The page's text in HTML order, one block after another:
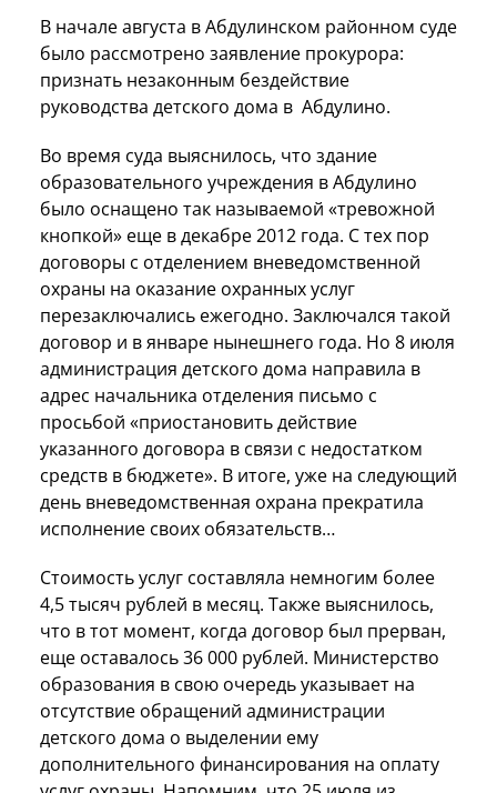
В начале августа в Абдулинском районном суде
было рассмотрено заявление прокурора:
признать незаконным бездействие
руководства детского дома в Абдулино.
Во время суда выяснилось, что здание
образовательного учреждения в Абдулино
было оснащено так называемой «тревожной
кнопкой» еще в декабре 2012 года. С тех пор
договоры с отделением вневедомственной
охраны на оказание охранных услуг
перезаключались ежегодно. Заключался такой
договор и в январе нынешнего года. Но 8 июля
администрация детского дома направила в
адрес начальника отделения письмо с
просьбой «приостановить действие
указанного договора в связи с недостатком
средств в бюджете». В итоге, уже на следующий
день вневедомственная охрана прекратила
исполнение своих обязательств…
Стоимость услуг составляла немногим более
4,5 тысяч рублей в месяц. Также выяснилось,
что в тот момент, когда договор был прерван,
еще оставалось 36 000 рублей. Министерство
образования в свою очередь указывает на
отсутствие обращений администрации
детского дома о выделении ему
дополнительного финансирования на оплату